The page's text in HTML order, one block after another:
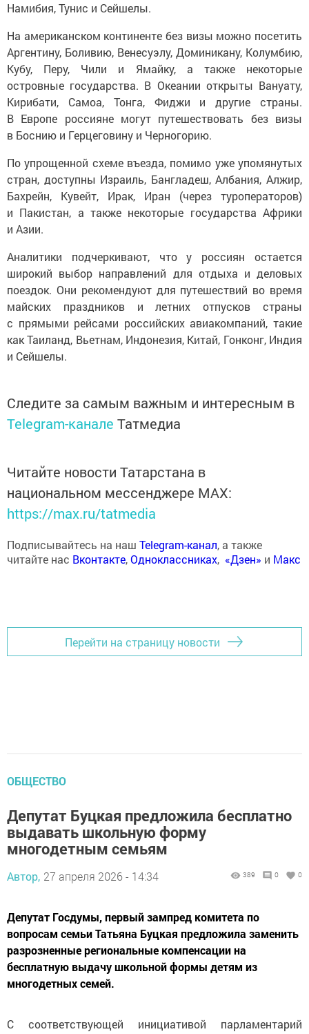
Намибия, Тунис и Сейшелы.
На американском континенте без визы можно посетить
Аргентину, Боливию, Венесуэлу, Доминикану, Колумбию,
Кубу, Перу, Чили и Ямайку, а также некоторые
островные государства. В Океании открыты Вануату,
Кирибати, Самоа, Тонга, Фиджи и другие страны.
В Европе россияне могут путешествовать без визы
в Боснию и Герцеговину и Черногорию.
По упрощенной схеме въезда, помимо уже упомянутых
стран, доступны Израиль, Бангладеш, Албания, Алжир,
Бахрейн, Кувейт, Ирак, Иран (через туроператоров)
и Пакистан, а также некоторые государства Африки
и Азии.
Аналитики подчеркивают, что у россиян остается
широкий выбор направлений для отдыха и деловых
поездок. Они рекомендуют для путешествий во время
майских праздников и летних отпусков страны
с прямыми рейсами российских авиакомпаний, такие
как Таиланд, Вьетнам, Индонезия, Китай, Гонконг, Индия
и Сейшелы.
Следите за самым важным и интересным в
Telegram-канале Татмедиа
Читайте новости Татарстана в
национальном мессенджере MАХ:
https://max.ru/tatmedia
Подписывайтесь на наш Telegram-канал, а также
читайте нас Вконтакте,Одноклассниках, «Дзен» и Макс
Перейти на страницу новости
ОБЩЕСТВО
Депутат Буцкая предложила бесплатно
выдавать школьную форму
многодетным семьям
Автор, 27 апреля 2026 - 14:34 389 0 0
Депутат Госдумы, первый зампред комитета по
вопросам семьи Татьяна Буцкая предложила заменить
разрозненные региональные компенсации на
бесплатную выдачу школьной формы детям из
многодетных семей.
С соответствующей инициативой парламентарий